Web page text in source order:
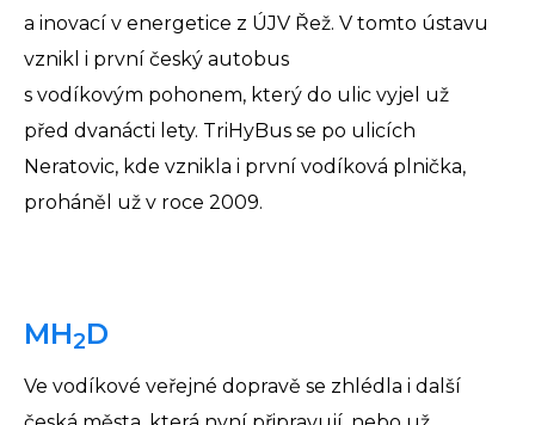
a inovací v energetice z ÚJV Řež. V tomto ústavu
vznikl i první český autobus
s vodíkovým pohonem, který do ulic vyjel už
před dvanácti lety. TriHyBus se po ulicích
Neratovic, kde vznikla i první vodíková plnička,
proháněl už v roce 2009.
MH2D
Ve vodíkové veřejné dopravě se zhlédla i další